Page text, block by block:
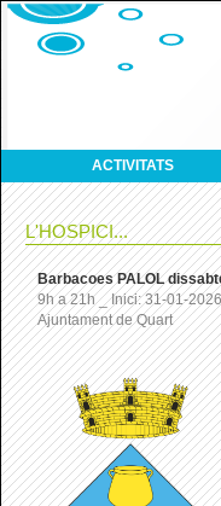
ACTIVITATS
L'HOSPICI...
Barbacoes PALOL
9h a 21h _ Inici: 31-01-2026
Ajuntament de Quart